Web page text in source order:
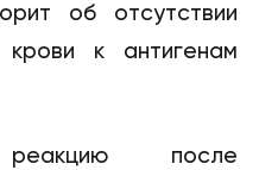
об отсутствии
к антигенам
реакцию после